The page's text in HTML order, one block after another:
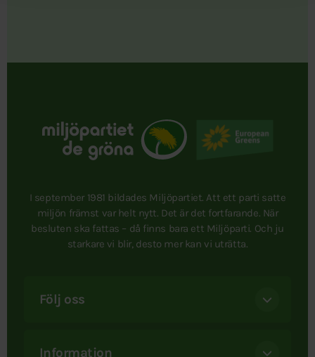
I september 1981 bildades Miljöpartiet. Att ett parti satte
miljön främst var helt nytt. Det är det fortfarande. När
besluten ska fattas – då finns bara ett Miljöparti. Och ju
starkare vi blir, desto mer kan vi uträtta.
Följ oss
Information